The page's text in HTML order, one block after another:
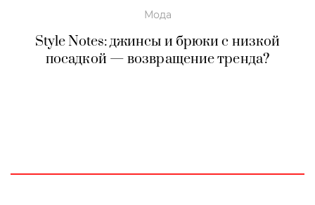
Мода
Style Notes: джинсы и брюки с низкой
посадкой — возвращение тренда?